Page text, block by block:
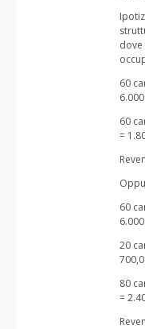
dove
60
60
=
60
20
80
=